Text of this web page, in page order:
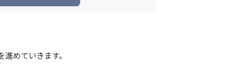
めていきます。